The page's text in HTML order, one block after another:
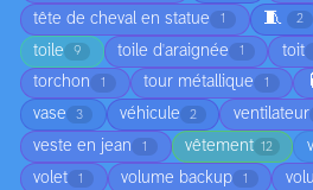
tête de cheval en statue 1 🧵 2
toile 9 toile d'araignée 1 toit
torchon 1 tour métallique 1
vase 3 véhicule 2 ventilateur
veste en jean 1 vêtement 12
volet 1 volume backup 1